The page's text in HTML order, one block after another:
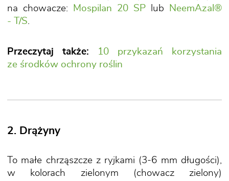
na chowacze:
Mospilan 20 SP lub
NeemAzal®
- T/S.
Przeczytaj także:
10 przykazań korzystania
ze środków ochrony roślin
2. Drążyny
To małe chrząszcze z ryjkami (3-6 mm długości),
w kolorach zielonym (chowacz zielony)